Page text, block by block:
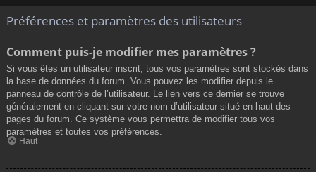
Préférences et paramètres des utilisateurs
Comment puis-je modifier mes paramètres ?
Si vous êtes un utilisateur inscrit, tous vos paramètres sont stockés dans
la base de données du forum. Vous pouvez les modifier depuis le
panneau de contrôle de l’utilisateur. Le lien vers ce dernier se trouve
généralement en cliquant sur votre nom d’utilisateur situé en haut des
pages du forum. Ce système vous permettra de modifier tous vos
paramètres et toutes vos préférences.
Haut